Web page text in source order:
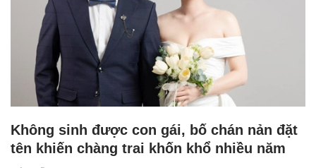
Không sinh được con gái, bố chán nản đặt
tên khiến chàng trai khốn khổ nhiều năm